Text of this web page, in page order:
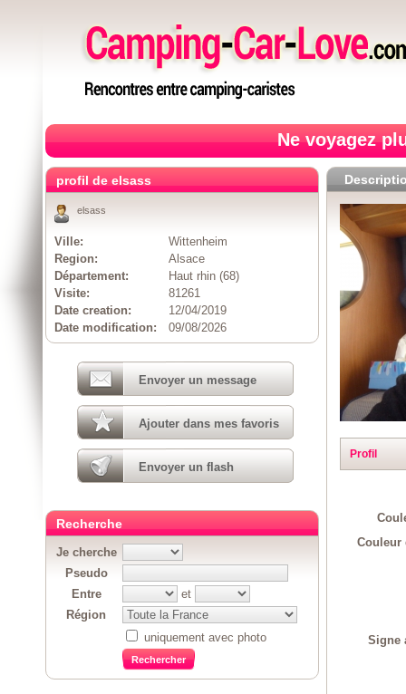
Ne voyagez
Profil
Couleur
Signe
profil de elsass
elsass
Ville:
Wittenheim
Region:
Alsace
Département:
Haut rhin (68)
Visite:
81261
Date creation:
12/04/2019
Date modification:
09/08/2026
Envoyer un message
Ajouter dans mes favoris
Envoyer un flash
Recherche
Je cherche
Pseudo
Entre
et
Région
uniquement avec photo